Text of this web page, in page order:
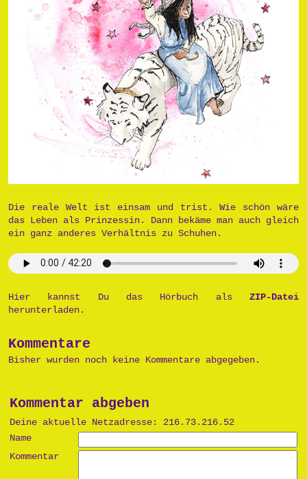
Die reale Welt ist einsam und trist. Wie schön wäre
das Leben als Prinzessin. Dann bekäme man auch gleich
ein ganz anderes Verhältnis zu Schuhen.
Hier kannst Du das Hörbuch als ZIP-Datei
herunterladen.
Kommentare
Bisher wurden noch keine Kommentare abgegeben.
Kommentar abgeben
Deine aktuelle Netzadresse: 216.73.216.52
Name
Kommentar